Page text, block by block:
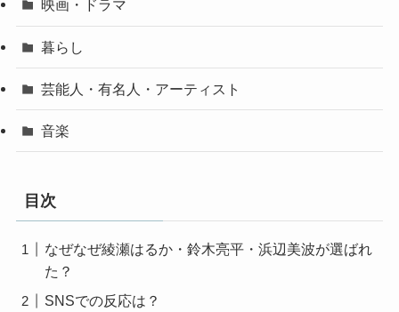
映画・ドラマ
暮らし
芸能人・有名人・アーティスト
音楽
目次
なぜなぜ綾瀬はるか・鈴木亮平・浜辺美波が選ばれ
た？
SNSでの反応は？